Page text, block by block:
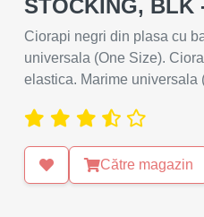
STOCKING, BLK
Ciorapi negri din plasa cu
universala (One Size).
elastica. Marime universala
Către magazin